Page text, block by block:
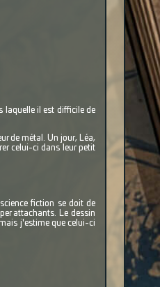
laquelle il est difficile de
de métal. Un jour, Léa,
celui-ci dans leur petit
fiction se doit de
attachants. Le dessin
j'estime que celui-ci